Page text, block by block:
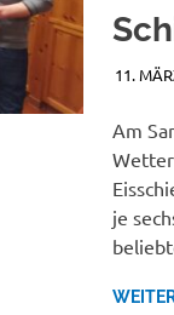
11.
Am
je